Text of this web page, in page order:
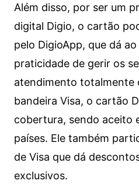
Além disso, por ser um
digital Digio, o cartão
pelo DigioApp, que dá
praticidade de gerir os
atendimento totalmente
bandeira Visa, o cartão
cobertura, sendo aceito
países. Ele também
de Visa que dá
exclusivos.